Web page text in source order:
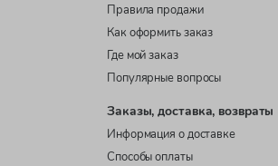
Правила продажи
Как оформить заказ
Где мой заказ
Популярные вопросы
Заказы, доставка, возвраты
Информация о доставке
Способы оплаты